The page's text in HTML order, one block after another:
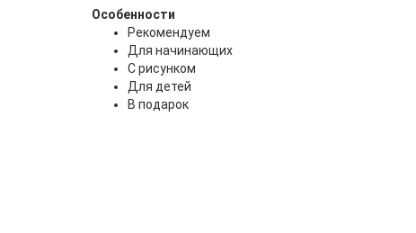
Особенности
Рекомендуем
Для начинающих
С рисунком
Для детей
В подарок